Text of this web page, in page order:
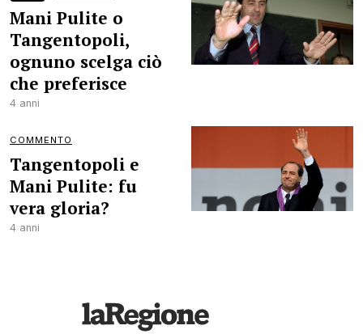
Mani Pulite o
Tangentopoli,
ognuno scelga ciò
che preferisce
4 anni
COMMENTO
Tangentopoli e
Mani Pulite: fu
vera gloria?
4 anni